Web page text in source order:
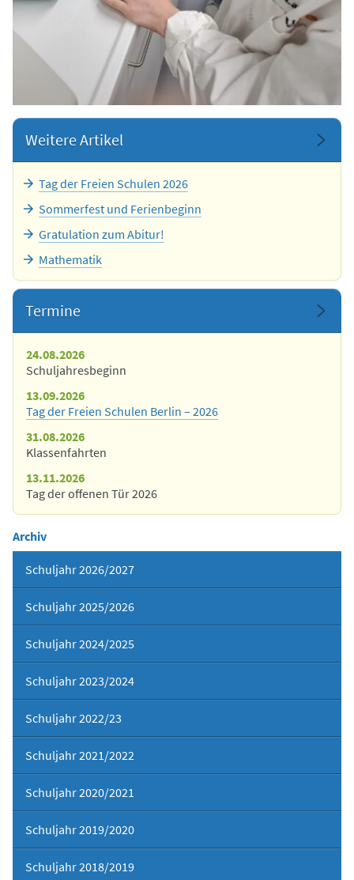
Weitere Artikel
Tag der Freien Schulen 2026
Sommerfest und Ferienbeginn
Gratulation zum Abitur!
Mathematik
Termine
24.08.2026
Schuljahresbeginn
13.09.2026
Tag der Freien Schulen Berlin – 2026
31.08.2026
Klassenfahrten
13.11.2026
Tag der offenen Tür 2026
Archiv
Schuljahr 2026/2027
Schuljahr 2025/2026
Schuljahr 2024/2025
Schuljahr 2023/2024
Schuljahr 2022/23
Schuljahr 2021/2022
Schuljahr 2020/2021
Schuljahr 2019/2020
Schuljahr 2018/2019